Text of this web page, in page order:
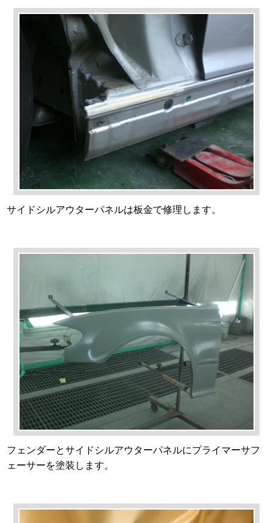
サイドシルアウターパネルは板金で修理します。
フェンダーとサイドシルアウターパネルにプライマーサフ
ェーサーを塗装します。